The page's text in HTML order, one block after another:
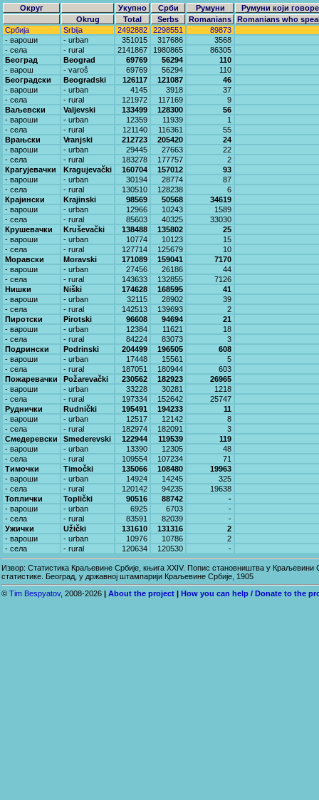
Округ Укупно Срби Румуни
Румуни који
Okrug
Total Serbs Romanians
Romanians who
Србија
Srbija 2492882 2298551
89873
- вароши
- urban 351015 317686
3568
- села
- rural 2141867 1980865
86305
Београд
Beograd 69769 56294
110
- варош
- varoš 69769 56294
110
Београдски
Beogradski 126117 121087
46
- вароши
- urban 4145 3918
37
- села
- rural 121972 117169
9
Ваљевски
Valjevski 133499 128300
56
- вароши
- urban 12359 11939
1
- села
- rural 121140 116361
55
Врањски
Vranjski 212723 205420
24
- вароши
- urban 29445 27663
22
- села
- rural 183278 177757
2
Крагујевачки
Kragujevački 160704 157012
93
- вароши
- urban 30194 28774
87
- села
- rural 130510 128238
6
Крајински
Krajinski 98569 50568
34619
- вароши
- urban 12966 10243
1589
- села
- rural 85603 40325
33030
Крушевачки
Kruševački 138488 135802
25
- вароши
- urban 10774 10123
15
- села
- rural 127714 125679
10
Моравски
Moravski 171089 159041
7170
- вароши
- urban 27456 26186
44
- села
- rural 143633 132855
7126
Нишки
Niški 174628 168595
41
- вароши
- urban 32115 28902
39
- села
- rural 142513 139693
2
Пиротски
Pirotski 96608 94694
21
- вароши
- urban 12384 11621
18
- села
- rural 84224 83073
3
Подрински
Podrinski 204499 196505
608
- вароши
- urban 17448 15561
5
- села
- rural 187051 180944
603
Пожаревачки
Požarevački 230562 182923
26965
- вароши
- urban 33228 30281
1218
- села
- rural 197334 152642
25747
Руднички
Rudnički 195491 194233
11
- вароши
- urban 12517 12142
8
- села
- rural 182974 182091
3
Смедеревски
Smederevski 122944 119539
119
- вароши
- urban 13390 12305
48
- села
- rural 109554 107234
71
Тимочки
Timočki 135066 108480
19963
- вароши
- urban 14924 14245
325
- села
- rural 120142 94235
19638
Топлички
Toplički 90516 88742
-
- вароши
- urban 6925 6703
-
- села
- rural 83591 82039
-
Ужички
Užički 131610 131316
2
- вароши
- urban 10976 10786
2
- села
- rural 120634 120530 -
Извор: Статистика Краљевине Србије, књига XXIV. Попис становништва у
статистике. Београд, у државној штампарији Краљевине Србије, 1905
© Tim Bespyatov, 2008-2026 About the project How you can help / Donate to the